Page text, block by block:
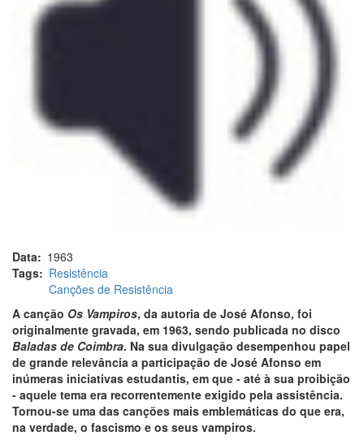
Data
1963
Tags
Resistência
Canções de Resistência
A canção Os Vampiros, da autoria de José Afonso, foi
originalmente gravada, em 1963, sendo publicada no disco
Baladas de Coimbra. Na sua divulgação desempenhou papel
de grande relevância a participação de José Afonso em
inúmeras iniciativas estudantis, em que - até à sua proibição
- aquele tema era recorrentemente exigido pela assistência.
Tornou-se uma das canções mais emblemáticas do que era,
na verdade, o fascismo e os seus vampiros.